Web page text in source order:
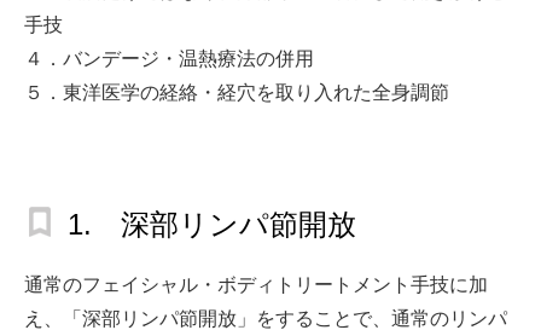
手技
４．バンデージ・温熱療法の併用
５．東洋医学の経絡・経穴を取り入れた全身調節
1. 深部リンパ節開放
通常のフェイシャル・ボディトリートメント手技に加
え、「深部リンパ節開放」をすることで、通常のリンパ